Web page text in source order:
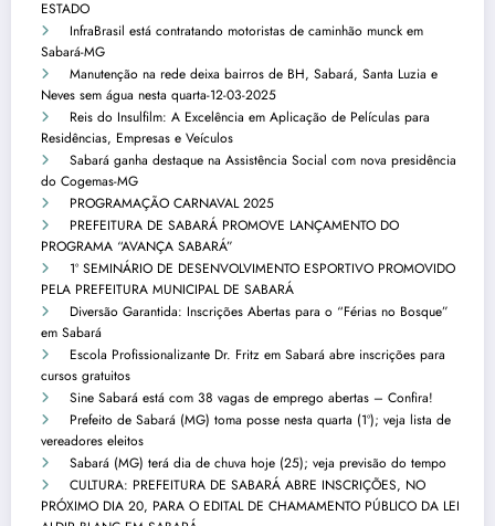
ESTADO
InfraBrasil está contratando motoristas de caminhão munck em
Sabará-MG
Manutenção na rede deixa bairros de BH, Sabará, Santa Luzia e
Neves sem água nesta quarta-12-03-2025
Reis do Insulfilm: A Excelência em Aplicação de Películas para
Residências, Empresas e Veículos
Sabará ganha destaque na Assistência Social com nova presidência
do Cogemas-MG
PROGRAMAÇÃO CARNAVAL 2025
PREFEITURA DE SABARÁ PROMOVE LANÇAMENTO DO
PROGRAMA “AVANÇA SABARÁ”
1º SEMINÁRIO DE DESENVOLVIMENTO ESPORTIVO PROMOVIDO
PELA PREFEITURA MUNICIPAL DE SABARÁ
Diversão Garantida: Inscrições Abertas para o “Férias no Bosque”
em Sabará
Escola Profissionalizante Dr. Fritz em Sabará abre inscrições para
cursos gratuitos
Sine Sabará está com 38 vagas de emprego abertas – Confira!
Prefeito de Sabará (MG) toma posse nesta quarta (1º); veja lista de
vereadores eleitos
Sabará (MG) terá dia de chuva hoje (25); veja previsão do tempo
CULTURA: PREFEITURA DE SABARÁ ABRE INSCRIÇÕES, NO
PRÓXIMO DIA 20, PARA O EDITAL DE CHAMAMENTO PÚBLICO DA LEI